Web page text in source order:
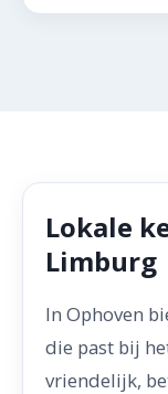
Lokale
Limburg
In Ophoven
die past bij
vriendelijk,